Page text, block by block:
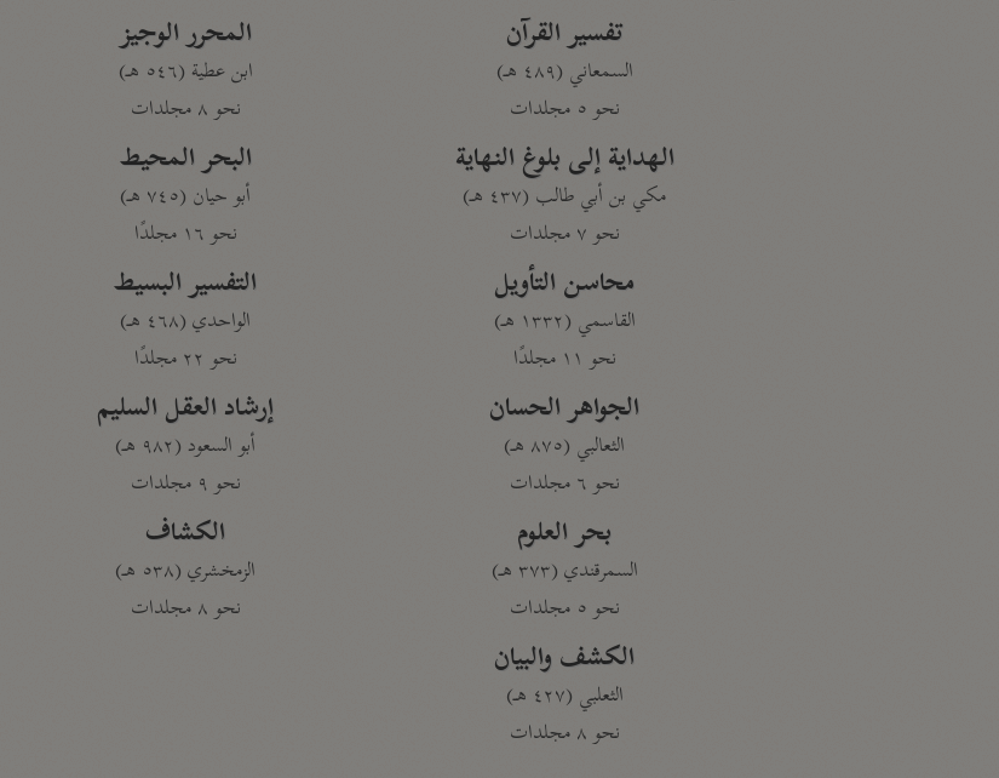
تفسير القرآن
السمعاني (٤٨٩ هـ)
نحو ٥ مجلدات
الهداية إلى بلوغ النهاية
مكي بن أبي طالب (٤٣٧ هـ)
نحو ٧ مجلدات
محاسن التأويل
القاسمي (١٣٣٢ هـ)
نحو ١١ مجلدًا
الجواهر الحسان
الثعالبي (٨٧٥ هـ)
نحو ٦ مجلدات
بحر العلوم
السمرقندي (٣٧٣ هـ)
نحو ٥ مجلدات
الكشف والبيان
الثعلبي (٤٢٧ هـ)
نحو ٨ مجلدات
المحرر الوجيز
ابن عطية (٥٤٦ هـ)
نحو ٨ مجلدات
البحر المحيط
أبو حيان (٧٤٥ هـ)
نحو ١٦ مجلدًا
التفسير البسيط
الواحدي (٤٦٨ هـ)
نحو ٢٢ مجلدًا
إرشاد العقل السليم
أبو السعود (٩٨٢ هـ)
نحو ٩ مجلدات
الكشاف
الزمخشري (٥٣٨ هـ)
نحو ٨ مجلدات